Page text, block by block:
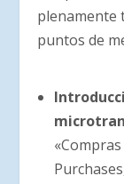
plenamente
puntos de